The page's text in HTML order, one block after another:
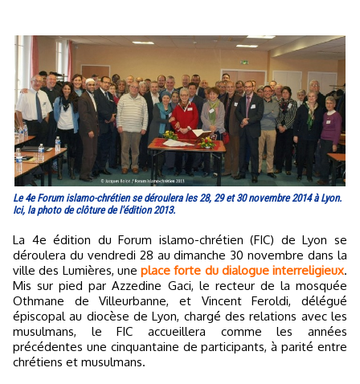
Le 4e Forum islamo-chrétien se déroulera les 28, 29 et 30 novembre 2014 à Lyon.
Ici, la photo de clôture de l'édition 2013.
La 4e édition du Forum islamo-chrétien (FIC) de Lyon se
déroulera du vendredi 28 au dimanche 30 novembre dans la
ville des Lumières, une place forte du dialogue interreligieux.
Mis sur pied par Azzedine Gaci, le recteur de la mosquée
Othmane de Villeurbanne, et Vincent Feroldi, délégué
épiscopal au diocèse de Lyon, chargé des relations avec les
musulmans, le FIC accueillera comme les années
précédentes une cinquantaine de participants, à parité entre
chrétiens et musulmans.